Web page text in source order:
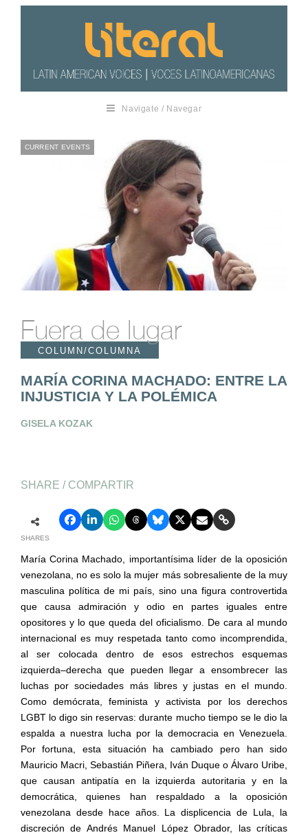
Navigate / Navegar
CURRENT EVENTS
Fuera de lugar
COLUMN/COLUMNA
MARÍA CORINA MACHADO: ENTRE LA
INJUSTICIA Y LA POLÉMICA
GISELA KOZAK
SHARE / COMPARTIR
SHARES
María Corina Machado, importantísima líder de la oposición
venezolana, no es solo la mujer más sobresaliente de la muy
masculina política de mi país, sino una figura controvertida
que causa admiración y odio en partes iguales entre
opositores y lo que queda del oficialismo. De cara al mundo
internacional es muy respetada tanto como incomprendida,
al ser colocada dentro de esos estrechos esquemas
izquierda–derecha que pueden llegar a ensombrecer las
luchas por sociedades más libres y justas en el mundo.
Como demócrata, feminista y activista por los derechos
LGBT lo digo sin reservas: durante mucho tiempo se le dio la
espalda a nuestra lucha por la democracia en Venezuela.
Por fortuna, esta situación ha cambiado pero han sido
Mauricio Macri, Sebastián Piñera, Iván Duque o Álvaro Uribe,
que causan antipatía en la izquierda autoritaria y en la
democrática, quienes han respaldado a la oposición
venezolana desde hace años. La displicencia de Lula, la
discreción de Andrés Manuel López Obrador, las críticas